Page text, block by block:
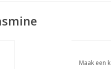
Maak een